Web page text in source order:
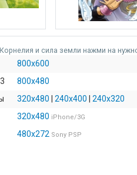
и сила земли нажми на
800x600
800x480
320x480 240x400
240x320
320x480 iPhone/3G
480x272 Sony PSP